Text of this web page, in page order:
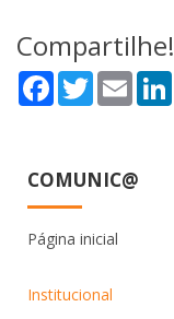
Compartilhe!
Facebook
TwitterEmail
COMUNIC@
Página inicial
Institucional